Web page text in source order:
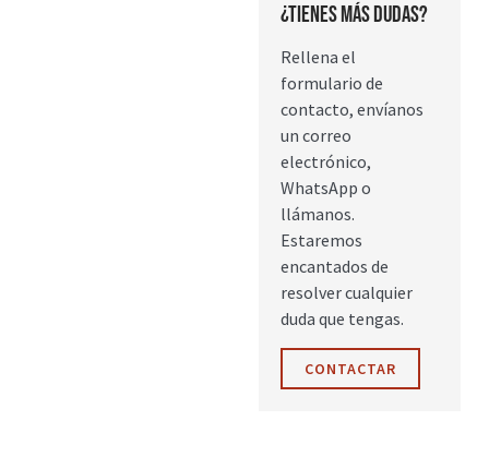
¿Tienes más dudas?
Rellena el
formulario de
contacto, envíanos
un correo
electrónico,
WhatsApp o
llámanos.
Estaremos
encantados de
resolver cualquier
duda que tengas.
CONTACTAR